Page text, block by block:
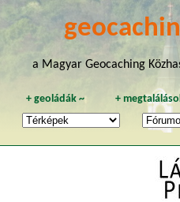
a Magyar Geocaching
+geoládák ~ +